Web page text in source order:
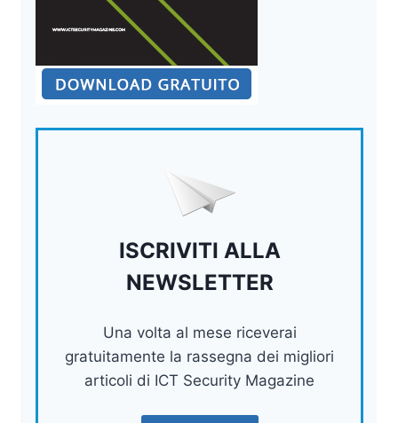
ISCRIVITI ALLA
NEWSLETTER
Una volta al mese riceverai
gratuitamente la rassegna dei migliori
articoli di ICT Security Magazine